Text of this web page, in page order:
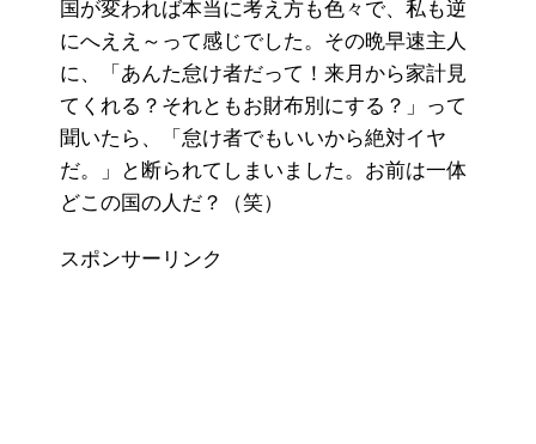
国が変われば本当に考え方も色々で、私も逆
にへええ～って感じでした。その晩早速主人
に、「あんた怠け者だって！来月から家計見
てくれる？それともお財布別にする？」って
聞いたら、「怠け者でもいいから絶対イヤ
だ。」と断られてしまいました。お前は一体
どこの国の人だ？（笑）
スポンサーリンク